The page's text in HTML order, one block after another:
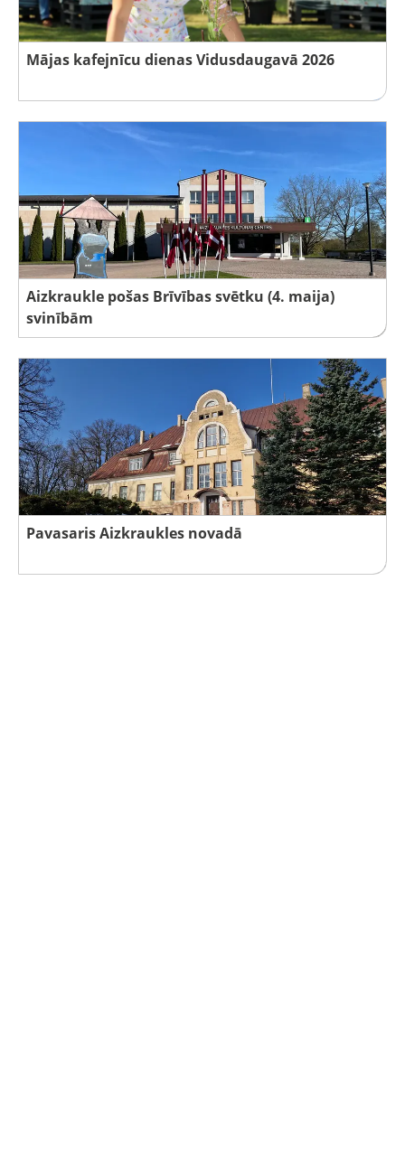
Mājas kafejnīcu dienas Vidusdaugavā 2026
Aizkraukle pošas Brīvības svētku (4. maija)
svinībām
Pavasaris Aizkraukles novadā